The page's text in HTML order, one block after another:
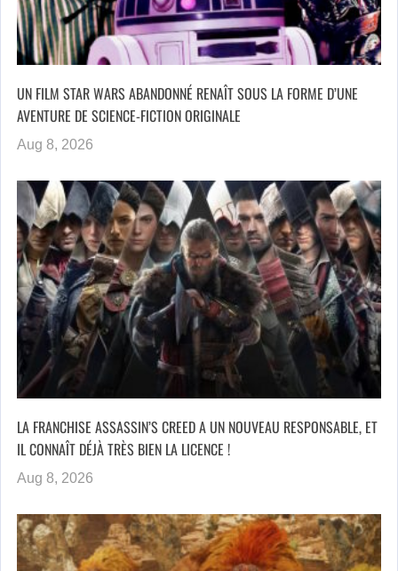
UN FILM STAR WARS ABANDONNÉ RENAÎT SOUS LA FORME D’UNE
AVENTURE DE SCIENCE-FICTION ORIGINALE
Aug 8, 2026
LA FRANCHISE ASSASSIN’S CREED A UN NOUVEAU RESPONSABLE, ET
IL CONNAÎT DÉJÀ TRÈS BIEN LA LICENCE !
Aug 8, 2026